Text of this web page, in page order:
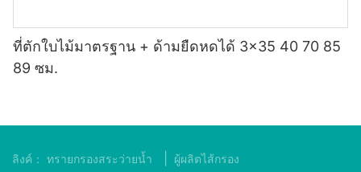
ที่ตักใบไม้มาตรฐาน + ด้ามยืดหดได้ 3x35 40 70 85
89 ซม.
ลิงค์： ทรายกรองสระว่ายน้ำ ผู้ผลิตไส้กรอง